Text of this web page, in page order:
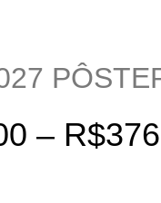
– R$